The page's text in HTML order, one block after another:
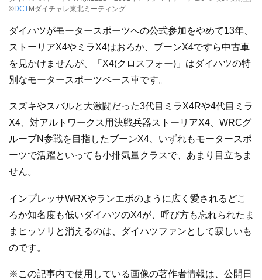
©DCTMダイチャレ東北ミーティング
ダイハツがモータースポーツへの公式参加をやめて13年、
ストーリアX4やミラX4はおろか、ブーンX4ですら中古車
を見かけませんが、「X4(クロスフォー)」はダイハツの特
別なモータースポーツベース車です。
スズキやスバルと大激闘だった3代目ミラX4Rや4代目ミラ
X4、対アルトワークス用決戦兵器ストーリアX4、WRCグ
ループN参戦を目指したブーンX4、いずれもモータースポ
ーツで活躍といっても小排気量クラスで、あまり目立ちま
せん。
インプレッサWRXやランエボのように広く愛されるどこ
ろか知名度も低いダイハツのX4が、呼び方も忘れられたま
まヒッソリと消えるのは、ダイハツファンとして寂しいも
のです。
※この記事内で使用している画像の著作者情報は、公開日